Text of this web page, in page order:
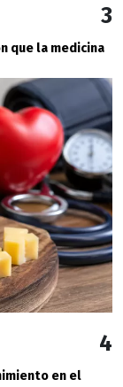
3
que la medicina
4
en el